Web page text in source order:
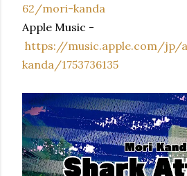
62/mori-kanda
Apple Music -
https://music.apple.com/
kanda/1753736135